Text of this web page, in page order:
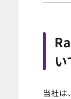
い
当社は